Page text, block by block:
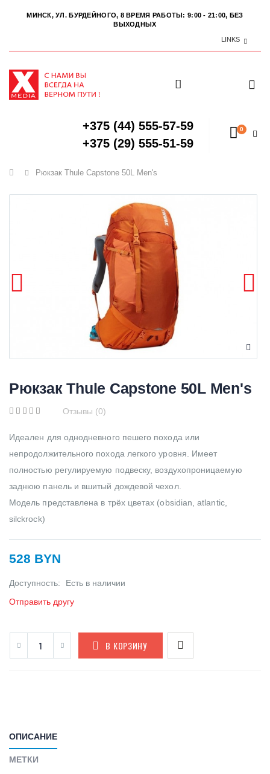
МИНСК, УЛ. БУРДЕЙНОГО, 8 ВРЕМЯ РАБОТЫ: 9:00 - 21:00, БЕЗ
ВЫХОДНЫХ
LINKS
+375 (44) 555-57-59
+375 (29) 555-51-59
0
Главная
Рюкзак Thule Capstone 50L Men's
Рюкзак Thule Capstone 50L Men's
Отзывы (0)
Идеален для однодневного пешего похода или
непродолжительного похода легкого уровня. Имеет
полностью регулируемую подвеску, воздухопроницаемую
заднюю панель и вшитый дождевой чехол.
Модель представлена в трёх цветах (obsidian, atlantic,
silckrock)
528 BYN
Доступность:
Есть в наличии
Отправить другу
В КОРЗИНУ
ОПИСАНИЕ
МЕТКИ